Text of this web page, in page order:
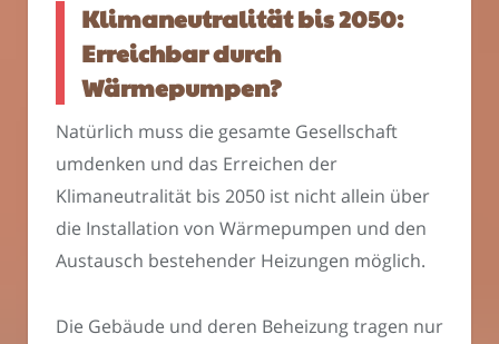
Klimaneutralität bis 2050:
Erreichbar durch
Wärmepumpen?
Natürlich muss die gesamte Gesellschaft
umdenken und das Erreichen der
Klimaneutralität bis 2050 ist nicht allein über
die Installation von Wärmepumpen und den
Austausch bestehender Heizungen möglich.
Die Gebäude und deren Beheizung tragen nur